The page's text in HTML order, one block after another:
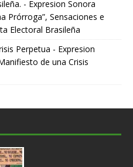
- Expresion Sonora
Prórroga”, Sensaciones e
Electoral Brasileña
Perpetua - Expresion
de una Crisis